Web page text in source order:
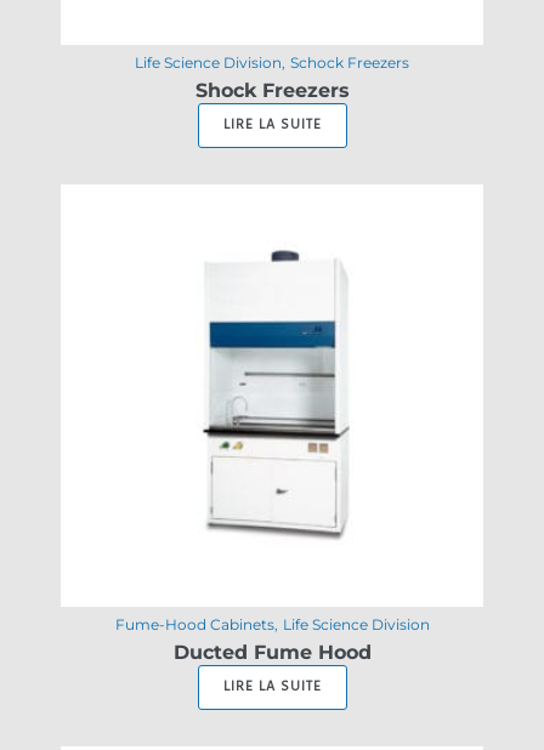
Life Science Division Schock Freezers
Shock Freezers
LIRE LA SUITE
Fume-Hood Cabinets Life Science Division
Ducted Fume Hood
LIRE LA SUITE